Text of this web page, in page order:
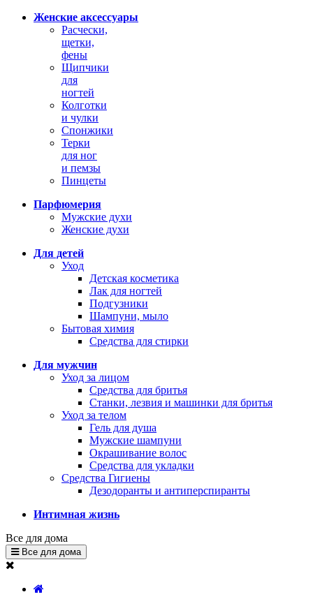
Женские аксессуары
Расчески,
щетки,
фены
Щипчики
для
ногтей
Колготки
и чулки
Спонжики
Терки
для ног
и пемзы
Пинцеты
Парфюмерия
Мужские духи
Женские духи
Для детей
Уход
Детская косметика
Лак для ногтей
Подгузники
Шампуни, мыло
Бытовая химия
Средства для стирки
Для мужчин
Уход за лицом
Средства для бритья
Станки, лезвия и машинки для бритья
Уход за телом
Гель для душа
Мужские шампуни
Окрашивание волос
Средства для укладки
Средства Гигиены
Дезодоранты и антиперспиранты
Интимная жизнь
Все для дома
Все для дома